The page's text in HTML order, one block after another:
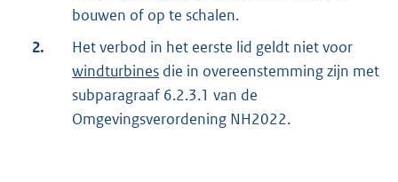
bouwen of op te schalen.
2.
Het verbod in het eerste lid geldt niet voor
windturbines die in overeenstemming zijn met
subparagraaf 6.2.3.1 van de
Omgevingsverordening NH2022.